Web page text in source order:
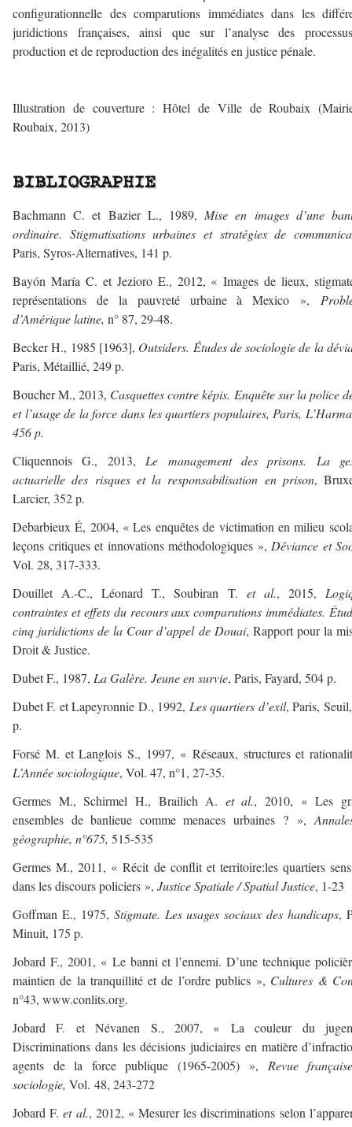
configurationnelle des comparutions immédiates dans les
juridictions françaises, ainsi que sur l’analyse des
production et de reproduction des inégalités en justice pénale.
Illustration de couverture : Hôtel de Ville de Roubaix
Roubaix, 2013)
BIBLIOGRAPHIE
Bachmann C. et Bazier L., 1989, Mise en images d’une
ordinaire. Stigmatisations urbaines et stratégies de
Paris, Syros-Alternatives, 141 p.
Bayón María C. et Jezioro E., 2012, « Images de lieux,
représentations de la pauvreté urbaine à Mexico »,
d’Amérique latine, n° 87, 29-48.
Becker H., 1985 [1963], Outsiders. Études de sociologie de la
Paris, Métaillié, 249 p.
Boucher M., 2013, Casquettes contre képis. Enquête sur la police
et l’usage de la force dans les quartiers populaires, Paris,
456 p.
Cliquennois G., 2013, Le management des prisons. La
actuarielle des risques et la responsabilisation en prison,
Larcier, 352 p.
Debarbieux É, 2004, « Les enquêtes de victimation en milieu
leçons critiques et innovations méthodologiques », Déviance et
Vol. 28, 317-333.
Douillet A.-C., Léonard T., Soubiran T. et al., 2015,
contraintes et effets du recours aux comparutions immédiates.
cinq juridictions de la Cour d’appel de Douai, Rapport pour la
Droit & Justice.
Dubet F., 1987, La Galère. Jeune en survie, Paris, Fayard, 504 p.
Dubet F. et Lapeyronnie D., 1992, Les quartiers d’exil, Paris,
p.
Forsé M. et Langlois S., 1997, « Réseaux, structures et
L’Année sociologique, Vol. 47, n°1, 27-35.
Germes M., Schirmel H., Brailich A. et al., 2010, « Les
ensembles de banlieue comme menaces urbaines ? »,
géographie, n°675, 515-535
Germes M., 2011, « Récit de conflit et territoire:les quartiers
dans les discours policiers », Justice Spatiale / Spatial Justice, 1-23
Goffman E., 1975, Stigmate. Les usages sociaux des handicaps,
Minuit, 175 p.
Jobard F., 2001, « Le banni et l’ennemi. D’une technique
maintien de la tranquillité et de l’ordre publics », Cultures &
n°43, www.conlits.org.
Jobard F. et Névanen S., 2007, « La couleur du
Discriminations dans les décisions judiciaires en matière
agents de la force publique (1965-2005) », Revue
sociologie, Vol. 48, 243-272
Jobard F.et al., 2012, « Mesurer les discriminations selon